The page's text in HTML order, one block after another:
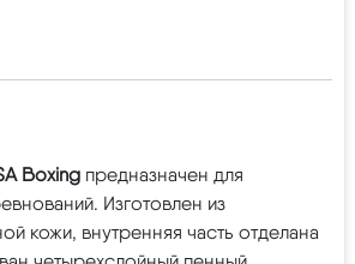
Boxing предназначен для
Изготовлен из
кожи, внутренняя часть отделана